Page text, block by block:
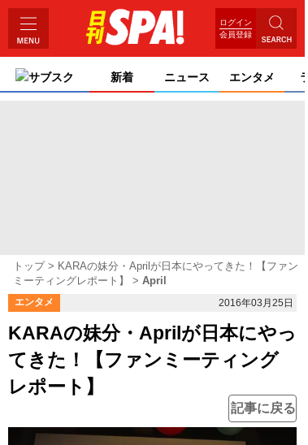
ログイン
会員登録
サブスク 新着 ニュース エンタメ
トップ
KARAの妹分・Aprilが日本にやってきた！【ファン
ミーティングレポート】
April
エンタメ 2016年03月25日
KARAの妹分・Aprilが日本にやっ
てきた！【ファンミーティング
レポート】
記事に戻る